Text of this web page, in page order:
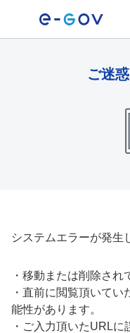
ご迷
システムエラーが発生
・ 移動または削除され
・ 直前に閲覧頂いてい
能性があります。
・ ご入力頂いたURLに